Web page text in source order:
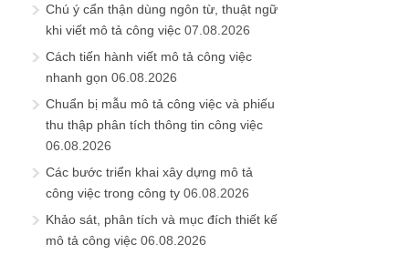
Chú ý cẩn thận dùng ngôn từ, thuật ngữ
khi viết mô tả công việc 07.08.2026
Cách tiến hành viết mô tả công việc
nhanh gọn 06.08.2026
Chuẩn bị mẫu mô tả công việc và phiếu
thu thập phân tích thông tin công việc
06.08.2026
Các bước triển khai xây dựng mô tả
công việc trong công ty 06.08.2026
Khảo sát, phân tích và mục đích thiết kế
mô tả công việc 06.08.2026